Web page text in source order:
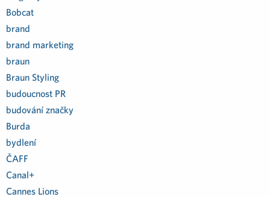
Bobcat
brand
brand marketing
braun
Braun Styling
budoucnost PR
budování značky
Burda
bydlení
ČAFF
Canal+
Cannes Lions